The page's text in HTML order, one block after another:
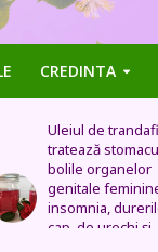
CREDINTA
Uleiul de trandafir
tratează stomacul,
bolile organelor
genitale feminine,
insomnia, durerile de
cap, de urechi și